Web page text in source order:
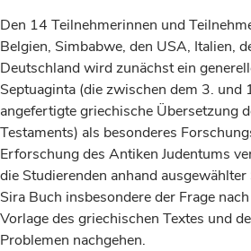
Den 14 Teilnehmerinnen und
Belgien, Simbabwe, den USA, Italien,
Deutschland wird zunächst ein
Septuaginta (die zwischen dem 3. und
angefertigte griechische Übersetzung
Testaments) als besonderes
Erforschung des Antiken Judentums
die Studierenden anhand
Sira Buch insbesondere der Frage
Vorlage des griechischen Textes und
Problemen nachgehen.